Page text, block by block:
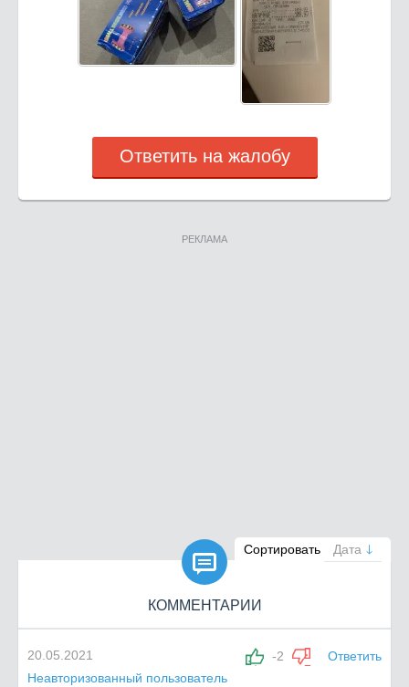
Ответить на жалобу
РЕКЛАМА
Сортировать Дата

КОММЕНТАРИИ
-2 Ответить
20.05.2021
Неавторизованный пользователь